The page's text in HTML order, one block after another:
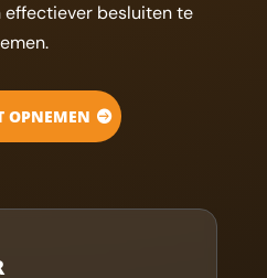
effectiever besluiten te
OPNEMEN